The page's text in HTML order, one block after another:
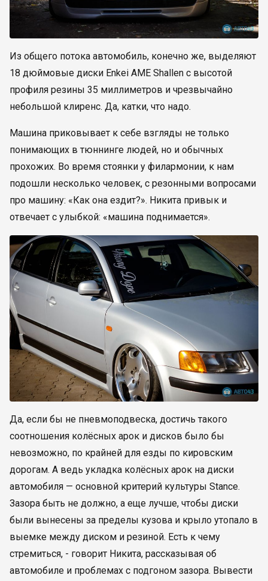
Из общего потока автомобиль, конечно же, выделяют
18 дюймовые диски Enkei AME Shallen с высотой
профиля резины 35 миллиметров и чрезвычайно
небольшой клиренс. Да, катки, что надо.
Машина приковывает к себе взгляды не только
понимающих в тюннинге людей, но и обычных
прохожих. Во время стоянки у филармонии, к нам
подошли несколько человек, с резонными вопросами
про машину: «Как она ездит?». Никита привык и
отвечает с улыбкой: «машина поднимается».
Да, если бы не пневмоподвеска, достичь такого
соотношения колёсных арок и дисков было бы
невозможно, по крайней для езды по кировским
дорогам. А ведь укладка колёсных арок на диски
автомобиля — основной критерий культуры Stance.
Зазора быть не должно, а еще лучше, чтобы диски
были вынесены за пределы кузова и крыло утопало в
выемке между диском и резиной. Есть к чему
стремиться, - говорит Никита, рассказывая об
автомобиле и проблемах с подгоном зазора. Вывести